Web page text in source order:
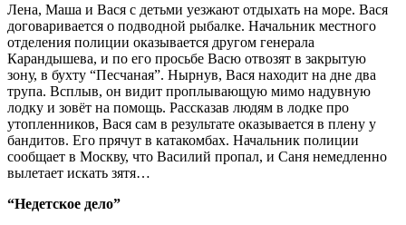
Лена, Маша и Вася с детьми уезжают отдыхать на море. Вася
договаривается о подводной рыбалке. Начальник местного
отделения полиции оказывается другом генерала
Карандышева, и по его просьбе Васю отвозят в закрытую
зону, в бухту “Песчаная”. Нырнув, Вася находит на дне два
трупа. Всплыв, он видит проплывающую мимо надувную
лодку и зовёт на помощь. Рассказав людям в лодке про
утопленников, Вася сам в результате оказывается в плену у
бандитов. Его прячут в катакомбах. Начальник полиции
сообщает в Москву, что Василий пропал, и Саня немедленно
вылетает искать зятя…
“Недетское дело”